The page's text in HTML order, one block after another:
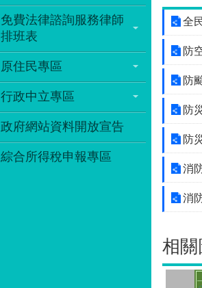
免費法律諮詢服務律師
排班表
原住民專區
行政中立專區
政府網站資料開放宣告
綜合所得稅申報專區
全
防
防
防
防
消
消
相關